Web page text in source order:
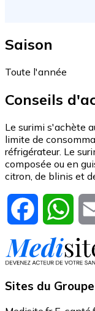
Saison
Toute l'année
Conseils
Le surimi s'achète
limite de
réfrigérateur. Le
composée ou en
citron, de blinis et
Facebook
Sites du Groupe